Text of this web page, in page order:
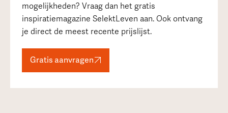
mogelijkheden? Vraag dan het gratis
inspiratiemagazine SelektLeven aan. Ook ontvang
je direct de meest recente prijslijst.
Gratis aanvragen